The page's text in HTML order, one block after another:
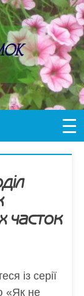
часток
із серії
«Як не